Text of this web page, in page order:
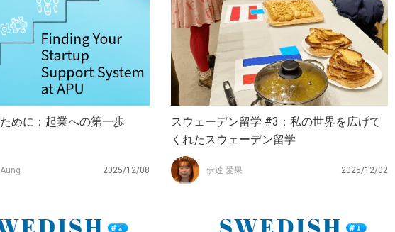
めに：起業への第一歩
2025/12/08
スウェーデン留学 #3：私の世界を広げて
くれたスウェーデン留学
伊達 愛果 2025/12/02